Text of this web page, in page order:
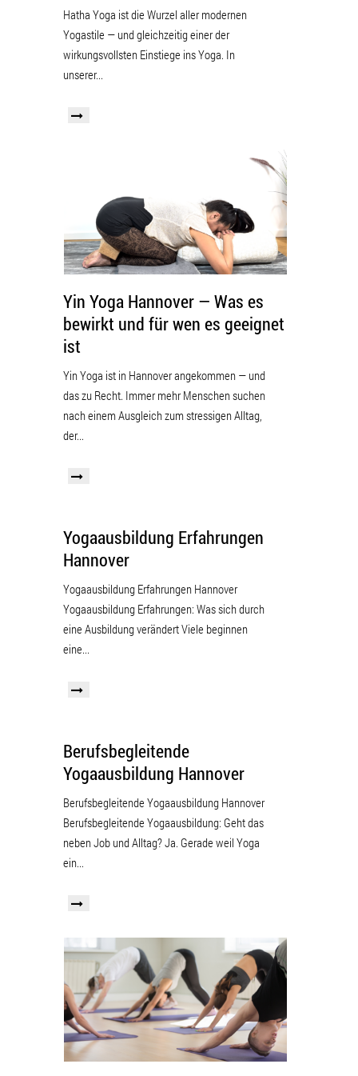
Hatha Yoga ist die Wurzel aller modernen
Yogastile — und gleichzeitig einer der
wirkungsvollsten Einstiege ins Yoga. In
unserer...
Yin Yoga Hannover — Was es
bewirkt und für wen es geeignet
ist
Yin Yoga ist in Hannover angekommen — und
das zu Recht. Immer mehr Menschen suchen
nach einem Ausgleich zum stressigen Alltag,
der...
Yogaausbildung Erfahrungen
Hannover
Yogaausbildung Erfahrungen Hannover
Yogaausbildung Erfahrungen: Was sich durch
eine Ausbildung verändert Viele beginnen
eine...
Berufsbegleitende
Yogaausbildung Hannover
Berufsbegleitende Yogaausbildung Hannover
Berufsbegleitende Yogaausbildung: Geht das
neben Job und Alltag? Ja. Gerade weil Yoga
ein...